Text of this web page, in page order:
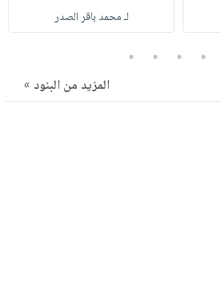
لـ محمد باقر الصدر
2
3
4
5
المزيد من البنود »